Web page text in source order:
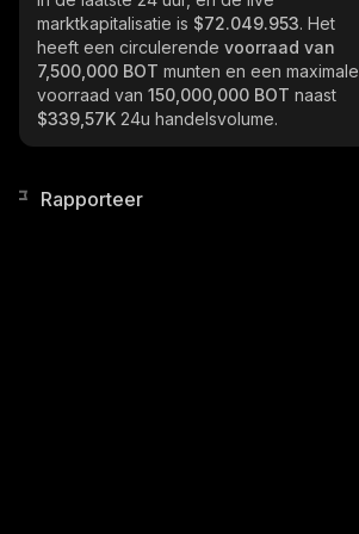
marktkapitalisatie is $72.049.953. Het
heeft een circulerende voorraad van
7,500,000 BOT munten en een maximale
voorraad van 150,000,000 BOT naast
$339,57K 24u handelsvolume.
Rapporteer